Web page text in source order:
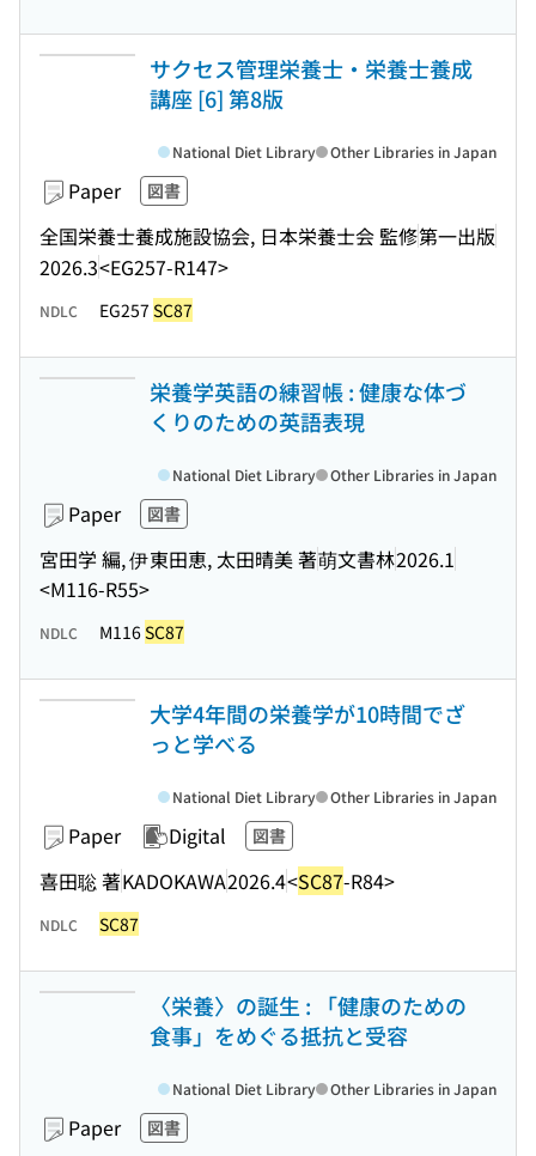
サクセス管理栄養士・栄養士養成
講座 [6] 第8版
Paper 図書
全国栄養士養成施設協会, 日本栄養士会 監修第一出版
2026.3<EG257-R147>
National Diet Library Other Libraries in Japan
NDLC EG257 SC87
栄養学英語の練習帳 : 健康な体づ
くりのための英語表現
Paper 図書
宮田学 編, 伊東田恵, 太田晴美 著萌文書林2026.1
<M116-R55>
National Diet Library Other Libraries in Japan
NDLC M116SC87
大学4年間の栄養学が10時間でざ
っと学べる
Paper Digital 図書
喜田聡 著KADOKAWA2026.4<SC87-R84>
National Diet Library Other Libraries in Japan
NDLC SC87
〈栄養〉の誕生 : 「健康のための
食事」をめぐる抵抗と受容
Paper 図書
National Diet Library Other Libraries in Japan